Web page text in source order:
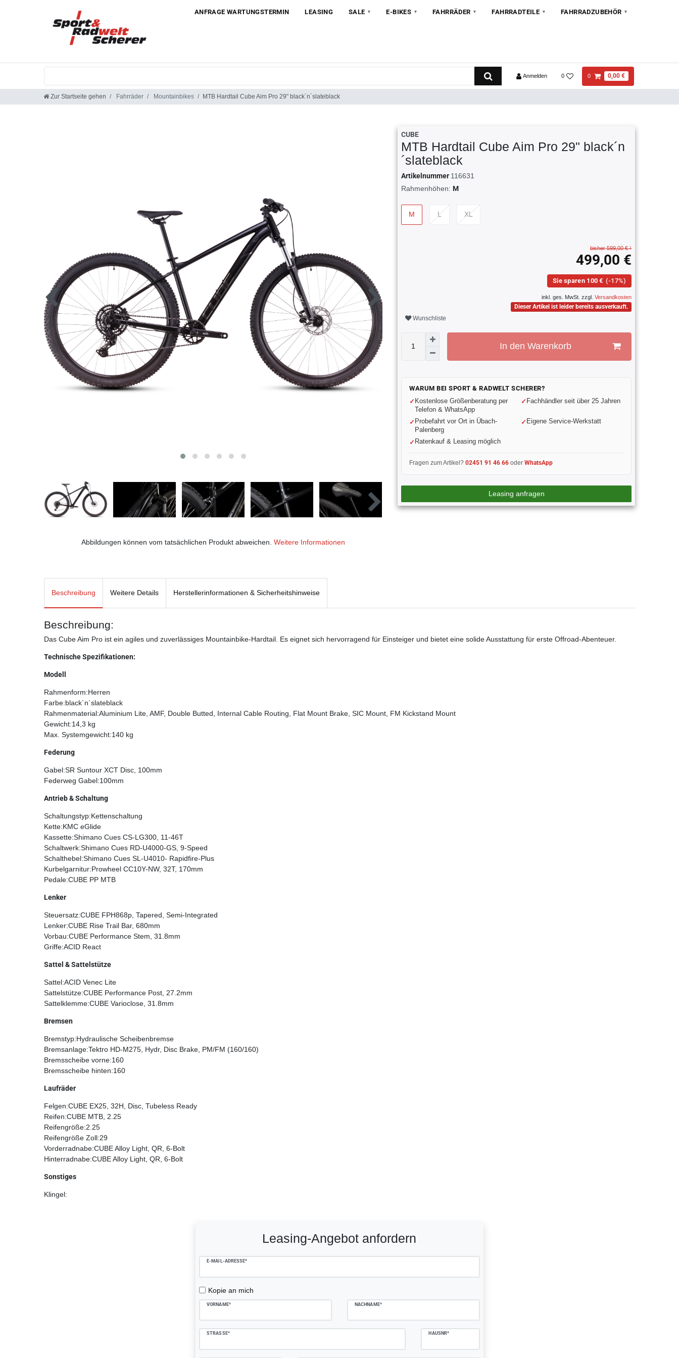
ANFRAGE WARTUNGSTERMIN LEASING SALE E-BIKES FAHRRÄDER FAHRRADTEILE FAHRRADZUBEHÖR
Anmelden 0 0 0,00 €
Zur Startseite gehen Fahrräder Mountainbikes MTB Hardtail Cube Aim Pro 29" black´n´slateblack
Abbildungen können vom tatsächlichen Produkt abweichen. Weitere Informationen
CUBE
MTB Hardtail Cube Aim Pro 29" black´n
´slateblack
Artikelnummer 116631
Rahmenhöhen: M
M L XL
bisher 599,00 € ¹
499,00 €
Sie sparen 100 € (-17%)
inkl. ges. MwSt. zzgl. Versandkosten
Dieser Artikel ist leider bereits ausverkauft.
Wunschliste
In den Warenkorb
WARUM BEI SPORT & RADWELT SCHERER?
Kostenlose Größenberatung per
Telefon & WhatsApp
Fachhändler seit über 25 Jahren
Probefahrt vor Ort in Übach-
Palenberg
Eigene Service-Werkstatt
Ratenkauf & Leasing möglich
Fragen zum Artikel?02451 91 46 66 oderWhatsApp
Leasing anfragen
Beschreibung Weitere Details Herstellerinformationen & Sicherheitshinweise
Beschreibung:
Das Cube Aim Pro ist ein agiles und zuverlässiges Mountainbike-Hardtail. Es eignet sich hervorragend für Einsteiger und bietet eine solide Ausstattung für erste Offroad-Abenteuer.
Technische Spezifikationen:
Modell
Rahmenform:Herren
Farbe:black´n´slateblack
Rahmenmaterial:Aluminium Lite, AMF, Double Butted, Internal Cable Routing, Flat Mount Brake, SIC Mount, FM Kickstand Mount
Gewicht:14,3 kg
Max. Systemgewicht:140 kg
Federung
Gabel:SR Suntour XCT Disc, 100mm
Federweg Gabel:100mm
Antrieb & Schaltung
Schaltungstyp:Kettenschaltung
Kette:KMC eGlide
Kassette:Shimano Cues CS-LG300, 11-46T
Schaltwerk:Shimano Cues RD-U4000-GS, 9-Speed
Schalthebel:Shimano Cues SL-U4010- Rapidfire-Plus
Kurbelgarnitur:Prowheel CC10Y-NW, 32T, 170mm
Pedale:CUBE PP MTB
Lenker
Steuersatz:CUBE FPH868p, Tapered, Semi-Integrated
Lenker:CUBE Rise Trail Bar, 680mm
Vorbau:CUBE Performance Stem, 31.8mm
Griffe:ACID React
Sattel & Sattelstütze
Sattel:ACID Venec Lite
Sattelstütze:CUBE Performance Post, 27.2mm
Sattelklemme:CUBE Varioclose, 31.8mm
Bremsen
Bremstyp:Hydraulische Scheibenbremse
Bremsanlage:Tektro HD-M275, Hydr, Disc Brake, PM/FM (160/160)
Bremsscheibe vorne:160
Bremsscheibe hinten:160
Laufräder
Felgen:CUBE EX25, 32H, Disc, Tubeless Ready
Reifen:CUBE MTB, 2.25
Reifengröße:2.25
Reifengröße Zoll:29
Vorderradnabe:CUBE Alloy Light, QR, 6-Bolt
Hinterradnabe:CUBE Alloy Light, QR, 6-Bolt
Sonstiges
Klingel:
Leasing-Angebot anfordern
E-MAIL-ADRESSE*
Kopie an mich
VORNAME* NACHNAME*
STRASSE* HAUSNR*